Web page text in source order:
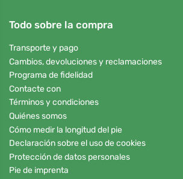
Todo sobre la compra
Transporte y pago
Cambios, devoluciones y reclamaciones
Programa de fidelidad
Contacte con
Términos y condiciones
Quiénes somos
Cómo medir la longitud del pie
Declaración sobre el uso de cookies
Protección de datos personales
Pie de imprenta